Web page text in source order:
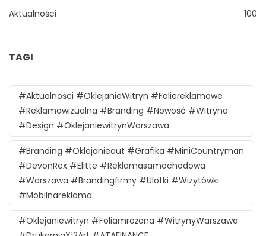
Aktualności 100
TAGI
#aktualności #oklejanieWitryn #foliereklamowe
#reklamawizualna #branding #nowość #witryna
#design #oklejaniewitrynWarszawa
#branding #oklejanieaut #grafika #MiniCountryman
#DevonRex #Elitte #reklamasamochodowa
#Warszawa #brandingfirmy #ulotki #wizytówki
#mobilnareklama
#oklejaniewitryn #foliamrożona #witrynyWarszawa